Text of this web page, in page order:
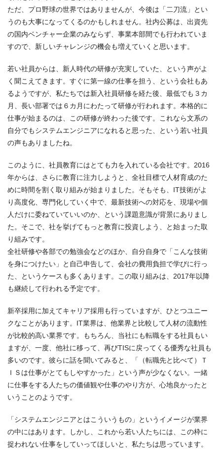
ただ、プロ野球の世界ではありませんが、今後は「二刀流」とい
うのも大事になってくるのかもしれません。社内公募は、出資先
の国内ベンチャー企業のみならず、事業本部間でも行われていま
すので、新しいチャレンジの機会も増えていくと思います。
若い社員からは、新人時代の研修が充実していた、という声がよ
く聞こえてきます。すぐに第一線の仕事を担う、という会社もあ
るようですが、私たちでは新入社員研修を経た後、最低でも３カ
月、長い部署では６カ月にわたって研修が行われます。本格的に
仕事が始まるのは、この研修が終わった後です。これなら文系の
自分でもシステムエンジニアになれると思った、という若い社員
の声もありましたね。
このように、社員教育にはとても力を入れている会社です。2016
年からは、さらに教育に注力しようと、全社目標で人材育成のた
めに時間を割く取り組みが始まりました。そもそも、IT技術がよ
り高度化、専門化していく中で、最新技術への対応を、現場や個
人だけに委ねていていいのか、という課題意識が背景にありまし
た。そこで、社を挙げてもっと教育に投資しよう、と始まった取
り組みです。
全社研修や各部での勉強会などのほか、自分自身で「こんな技術
を身につけたい」と自己申告して、会社の費用負担で学びに行っ
た、というケースも多くあります。この取り組みは、2017年以降
も継続して行われる予定です。
新卒採用に加えてキャリア採用も行っていますが、ひとつユニー
クなことがあります。IT業界は、他業界と比較して人材の流動性
が比較的高い業界です。もちろん、当社にも転職をする社員もい
ますが、一度、他社に移って、再びTISに戻ってくる優秀な社員も
多いのです。彼らに話を聞いてみると、「（転職先と比べて）Ｔ
ＩＳは仕事がとてもしやすかった」という声が少なくない。一緒
に仕事をする人たちの価値観や仕事のやり方が、心地良かったと
いうことのようです。
「システムエンジニアとはこういうもの」というイメージが業界
の中にはあります。しかし、これから若い人たちには、この枠に
捉われない仕事をしていってほしいと、私たちは思っています。